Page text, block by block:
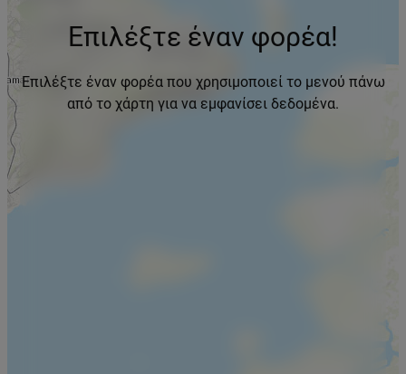
Επιλέξτε έναν φορέα!
Επιλέξτε έναν φορέα που χρησιμοποιεί το μενού πάνω
από το χάρτη για να εμφανίσει δεδομένα.